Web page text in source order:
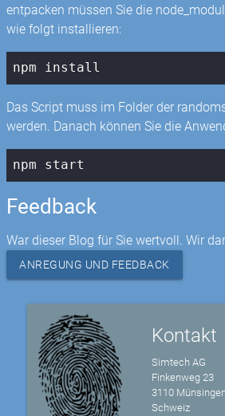
entpacken müssen Sie die
wie folgt installieren:
npm install
Das Script muss im Folder der
werden. Danach können Sie die
npm start
Feedback
War dieser Blog für Sie wertvoll. Wir
ANREGUNG UND FEEDBACK
Kontakt
Simtech AG
Finkenweg 23
3110 Münsingen
Schweiz